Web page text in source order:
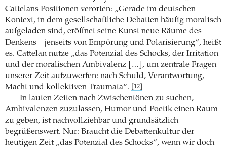
Cattelans Positionen verorten: „Gerade im deutschen
Kontext, in dem gesellschaftliche Debatten häufig moralisch
aufgeladen sind, eröffnet seine Kunst neue Räume des
Denkens – jenseits von Empörung und Polarisierung“, heißt
es. Cattelan nutze „das Potenzial des Schocks, der Irritation
und der moralischen Ambivalenz […], um zentrale Fragen
unserer Zeit aufzuwerfen: nach Schuld, Verantwortung,
Macht und kollektiven Traumata“.
[12]
In lauten Zeiten nach Zwischentönen zu suchen,
Ambivalenzen zuzulassen, Humor und Poetik einen Raum
zu geben, ist nachvollziehbar und grundsätzlich
begrüßenswert. Nur: Braucht die Debattenkultur der
heutigen Zeit „das Potenzial des Schocks“, wenn wir doch